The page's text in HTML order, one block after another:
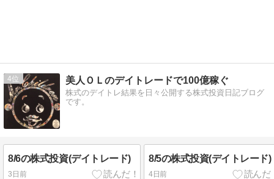
4 美人ＯＬのデイトレードで100億稼ぐ
株式のデイトレ結果を日々公開する株式投資日記ブログ
です。
8/6の株式投資(デイトレード)
3日前
8/5の株式投資(デイトレード)
4日前